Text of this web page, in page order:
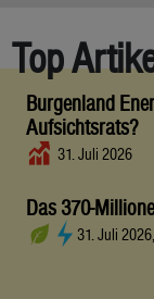
Top
Burgenland
Aufsichtsrats?
31. Juli 2026
Das 370-
31. Juli